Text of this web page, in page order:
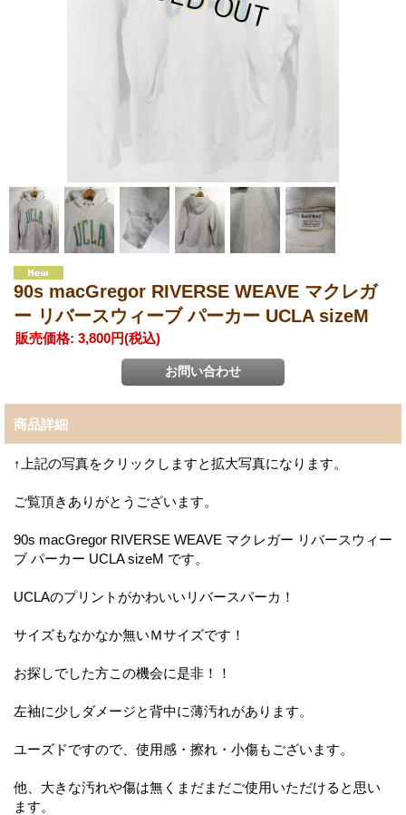
90s macGregor RIVERSE WEAVE マクレガ
ー リバースウィーブ パーカー UCLA sizeM
販売価格: 3,800円(税込)
商品詳細
↑上記の写真をクリックしますと拡大写真になります。
ご覧頂きありがとうございます。
90s macGregor RIVERSE WEAVE マクレガー リバースウィー
ブ パーカー UCLA sizeM です。
UCLAのプリントがかわいいリバースパーカ！
サイズもなかなか無いＭサイズです！
お探しでした方この機会に是非！！
左袖に少しダメージと背中に薄汚れがあります。
ユーズドですので、使用感・擦れ・小傷もございます。
他、大きな汚れや傷は無くまだまだご使用いただけると思い
ます。